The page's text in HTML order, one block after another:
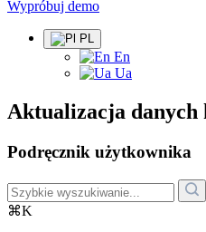
Wypróbuj demo
PL
En
Ua
Aktualizacja danych
Podręcznik użytkownika
⌘K